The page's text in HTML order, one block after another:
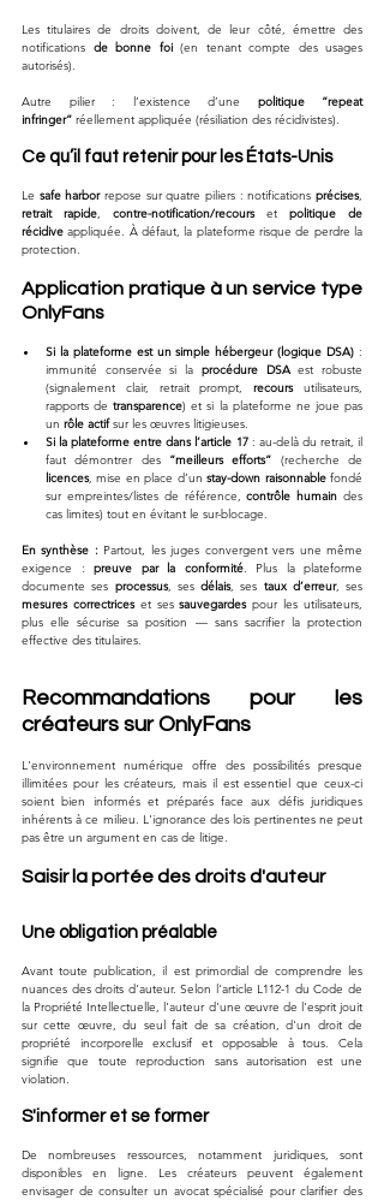
Les titulaires de droits doivent, de leur côté, émettre des
notifications de bonne foi (en tenant compte des usages
autorisés).
Autre pilier : l’existence d’une politique “repeat
infringer” réellement appliquée (résiliation des récidivistes).
Ce qu’il faut retenir pour les États-Unis
Le safe harbor repose sur quatre piliers : notifications précises
retrait rapide, contre-notification/recours et politique de
récidive appliquée. À défaut, la plateforme risque de perdre la
protection.
Application pratique à un service type
OnlyFans
Si la plateforme est un simple hébergeur (logique DSA) :
immunité conservée si la procédure DSA est robuste
(signalement clair, retrait prompt, recours utilisateurs,
rapports de transparence) et si la plateforme ne joue pas
un rôle actif sur les œuvres litigieuses.
Si la plateforme entre dans l’article 17 : au-delà du retrait, il
faut démontrer des “meilleurs efforts”
licences, mise en place d’un stay-down raisonnable fondé
sur empreintes/listes de référence, contrôle humain des
cas limites) tout en évitant le sur-blocage.
En synthèse : Partout, les juges convergent vers une même
exigence : preuve par la conformité. Plus la plateforme
documente ses processus, ses délais, ses taux d’erreur
mesures correctrices et ses sauvegardes pour les utilisateurs,
plus elle sécurise sa position — sans sacrifier la protection
effective des titulaires.
Recommandations pour les
créateurs sur OnlyFans
L'environnement numérique offre des possibilités presque
illimitées pour les créateurs, mais il est essentiel que ceux-ci
soient bien informés et préparés face aux défis juridiques
inhérents à ce milieu. L'ignorance des lois pertinentes ne peut
pas être un argument en cas de litige.
Saisir la portée des droits d'auteur
Une obligation préalable
Avant toute publication, il est primordial de comprendre les
nuances des droits d'auteur. Selon l'article L112-1 du Code de
la Propriété Intellectuelle, l'auteur d'une œuvre de l'esprit jouit
sur cette œuvre, du seul fait de sa création, d'un droit de
propriété incorporelle exclusif et opposable à tous. Cela
signifie que toute reproduction sans autorisation est une
violation.
S'informer et se former
De nombreuses ressources, notamment juridiques, sont
disponibles en ligne. Les créateurs peuvent également
envisager de consulter un avocat spécialisé pour clarifier des